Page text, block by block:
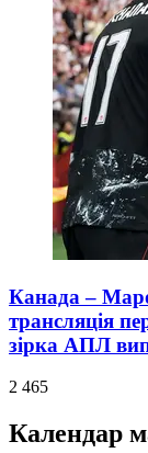
Канада –
трансляція
зірка АПЛ
2 465
Календар